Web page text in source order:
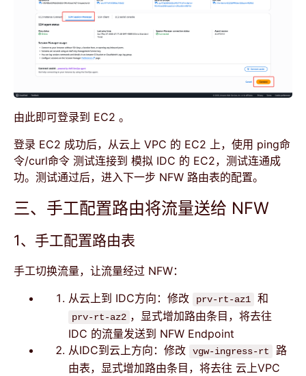
由此即可登录到 EC2 。
登录 EC2 成功后，从云上 VPC 的 EC2 上，使用 ping命
令/curl命令 测试连接到 模拟 IDC 的 EC2，测试连通成
功。测试通过后，进入下一步 NFW 路由表的配置。
三、手工配置路由将流量送给 NFW
1、手工配置路由表
手工切换流量，让流量经过 NFW：
从云上到 IDC方向：修改
prv-rt-az1 和
prv-rt-az2 ，显式增加路由条目，将去往
IDC 的流量发送到 NFW Endpoint
从IDC到云上方向：修改
vgw-ingress-rt
路
由表，显式增加路由条目，将去往 云上VPC